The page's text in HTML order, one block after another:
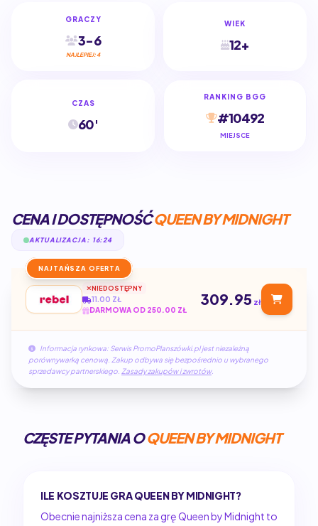
GRACZY
3-6
NAJLEPIEJ: 4
WIEK
12+
CZAS
60'
RANKING BGG
#10492
MIEJSCE
CENA I DOSTĘPNOŚĆQUEEN BY MIDNIGHT
AKTUALIZACJA: 16:24
NAJTAŃSZA OFERTA
NIEDOSTĘPNY
11.00 ZŁ
DARMOWA OD 250.00 ZŁ
309.95 zł
Informacja rynkowa: Serwis PromoPlanszówki.pl jest niezależną
porównywarką cenową. Zakup odbywa się bezpośrednio u wybranego
sprzedawcy partnerskiego. Zasady zakupów i zwrotów.
CZĘSTE PYTANIA OQUEEN BY MIDNIGHT
ILE KOSZTUJE GRA QUEEN BY MIDNIGHT?
Obecnie najniższa cena za grę Queen by Midnight to